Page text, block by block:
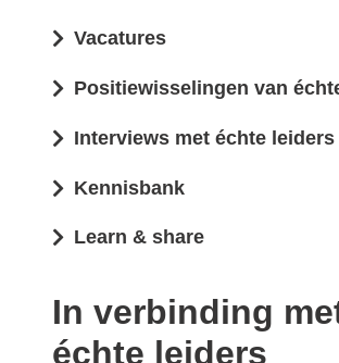
Vacatures
Positiewisselingen van
Interviews met échte leiders
Kennisbank
Learn & share
In verbinding
échte leiders